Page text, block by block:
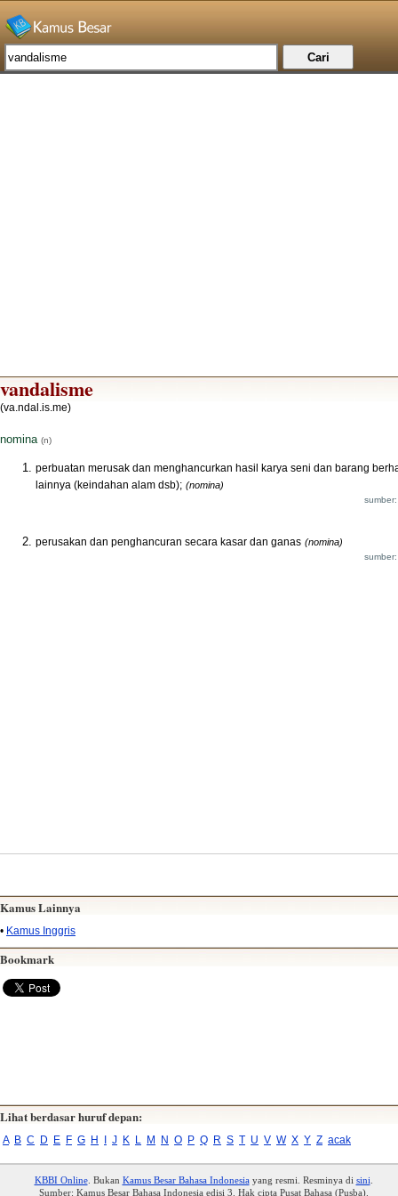
vandalisme
(va.ndal.is.me)
nomina (n)
perbuatan merusak dan menghancurkan hasil karya seni dan barang
lainnya (keindahan alam dsb); (nomina)
perusakan dan penghancuran secara kasar dan ganas (nomina)
Kamus Lainnya
• Kamus Inggris
Bookmark
Lihat berdasar huruf depan:
A B C D E F G H I J K L M N O P Q R S T U V W X Y Z acak
KBBI Online. Bukan Kamus Besar Bahasa Indonesiayang resmi. Resminya di sini
Sumber: Kamus Besar Bahasa Indonesia edisi 3. Hak cipta Pusat Bahasa (Pusba).